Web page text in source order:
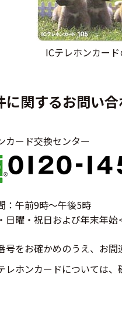
ICテレホンカー
に関するお問い
カード交換センター
：午前9時～午後5時
日曜・祝日および年末年
をお確かめのうえ、お間
ホンカードについては、